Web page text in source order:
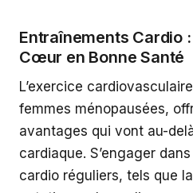
Entraînements Cardio
Cœur en Bonne Santé
L’exercice
femmes ménopausées,
avantages qui vont au-
cardiaque. S’engager
cardio réguliers, tels que